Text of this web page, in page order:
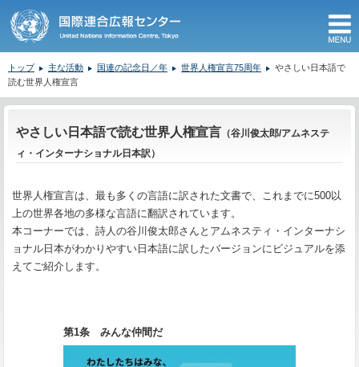
トップ 主な活動 国連の記念日／年 世界人権宣言75周年
やさしい日本語で
読む世界人権宣言
やさしい日本語で読む世界人権宣言 （谷川俊太郎/アムネステ
ィ・インターナショナル日本訳）
世界人権宣言は、最も多くの言語に訳された文書で、これまでに500以
上の世界各地の多様な言語に翻訳されています。
本コーナーでは、詩人の谷川俊太郎さんとアムネスティ・インターナシ
ョナル日本がわかりやすい日本語に訳したバージョンにビジュアルを添
えてご紹介します。
第1条 みんな仲間だ